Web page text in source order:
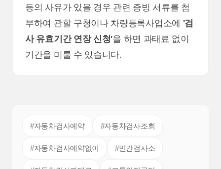
등의 사유가 있을 경우 관련 증빙 서류를 첨
부하여 관할 구청이나 차량등록사업소에 '검
사 유효기간 연장 신청'을 하면 과태료 없이
기간을 미룰 수 있습니다.
#자동차검사예약 #자동차검사조회
#자동차검사예약없이 #민간검사소